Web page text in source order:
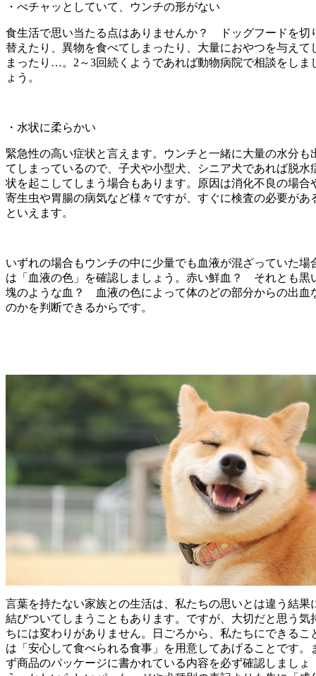
・べチャッとしていて、ウンチの形がない
食生活で思い当たる点はありませんか？ ドッグフードを切
替えたり、異物を食べてしまったり、大量におやつを与えて
まったり…。2～3回続くようであれば動物病院で相談をしま
ょう。
・水状に柔らかい
緊急性の高い症状と言えます。ウンチと一緒に大量の水分も
てしまっているので、子犬や小型犬、シニア犬であれば脱水
状を起こしてしまう場合もあります。原因は消化不良の場合
寄生虫や胃腸の病気など様々ですが、すぐに検査の必要があ
といえます。
いずれの場合もウンチの中に少量でも血液が混ざっていた場
は「血液の色」を確認しましょう。赤い鮮血？ それとも黒
塊のような血？ 血液の色によって体のどの部分からの出血
のかを判断できるからです。
言葉を持たない家族との生活は、私たちの思いとは違う結果
結びついてしまうこともあります。ですが、大切だと思う気
ちには変わりがありません。日ごろから、私たちにできるこ
は「安心して食べられる食事」を用意してあげることです。
ず商品のパッケージに書かれている内容を必ず確認しましょ